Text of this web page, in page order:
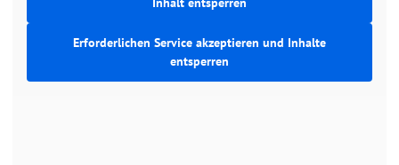
Erforderlichen Service akzeptieren und Inhalte
entsperren